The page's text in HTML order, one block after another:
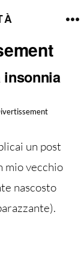
insonnia
un post
mio vecchio
nascosto